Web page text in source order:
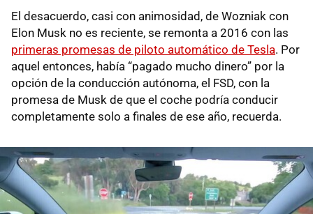
El desacuerdo, casi con animosidad, de Wozniak con
Elon Musk no es reciente, se remonta a 2016 con las
primeras promesas de piloto automático de Tesla. Por
aquel entonces, había “pagado mucho dinero” por la
opción de la conducción autónoma, el FSD, con la
promesa de Musk de que el coche podría conducir
completamente solo a finales de ese año, recuerda.